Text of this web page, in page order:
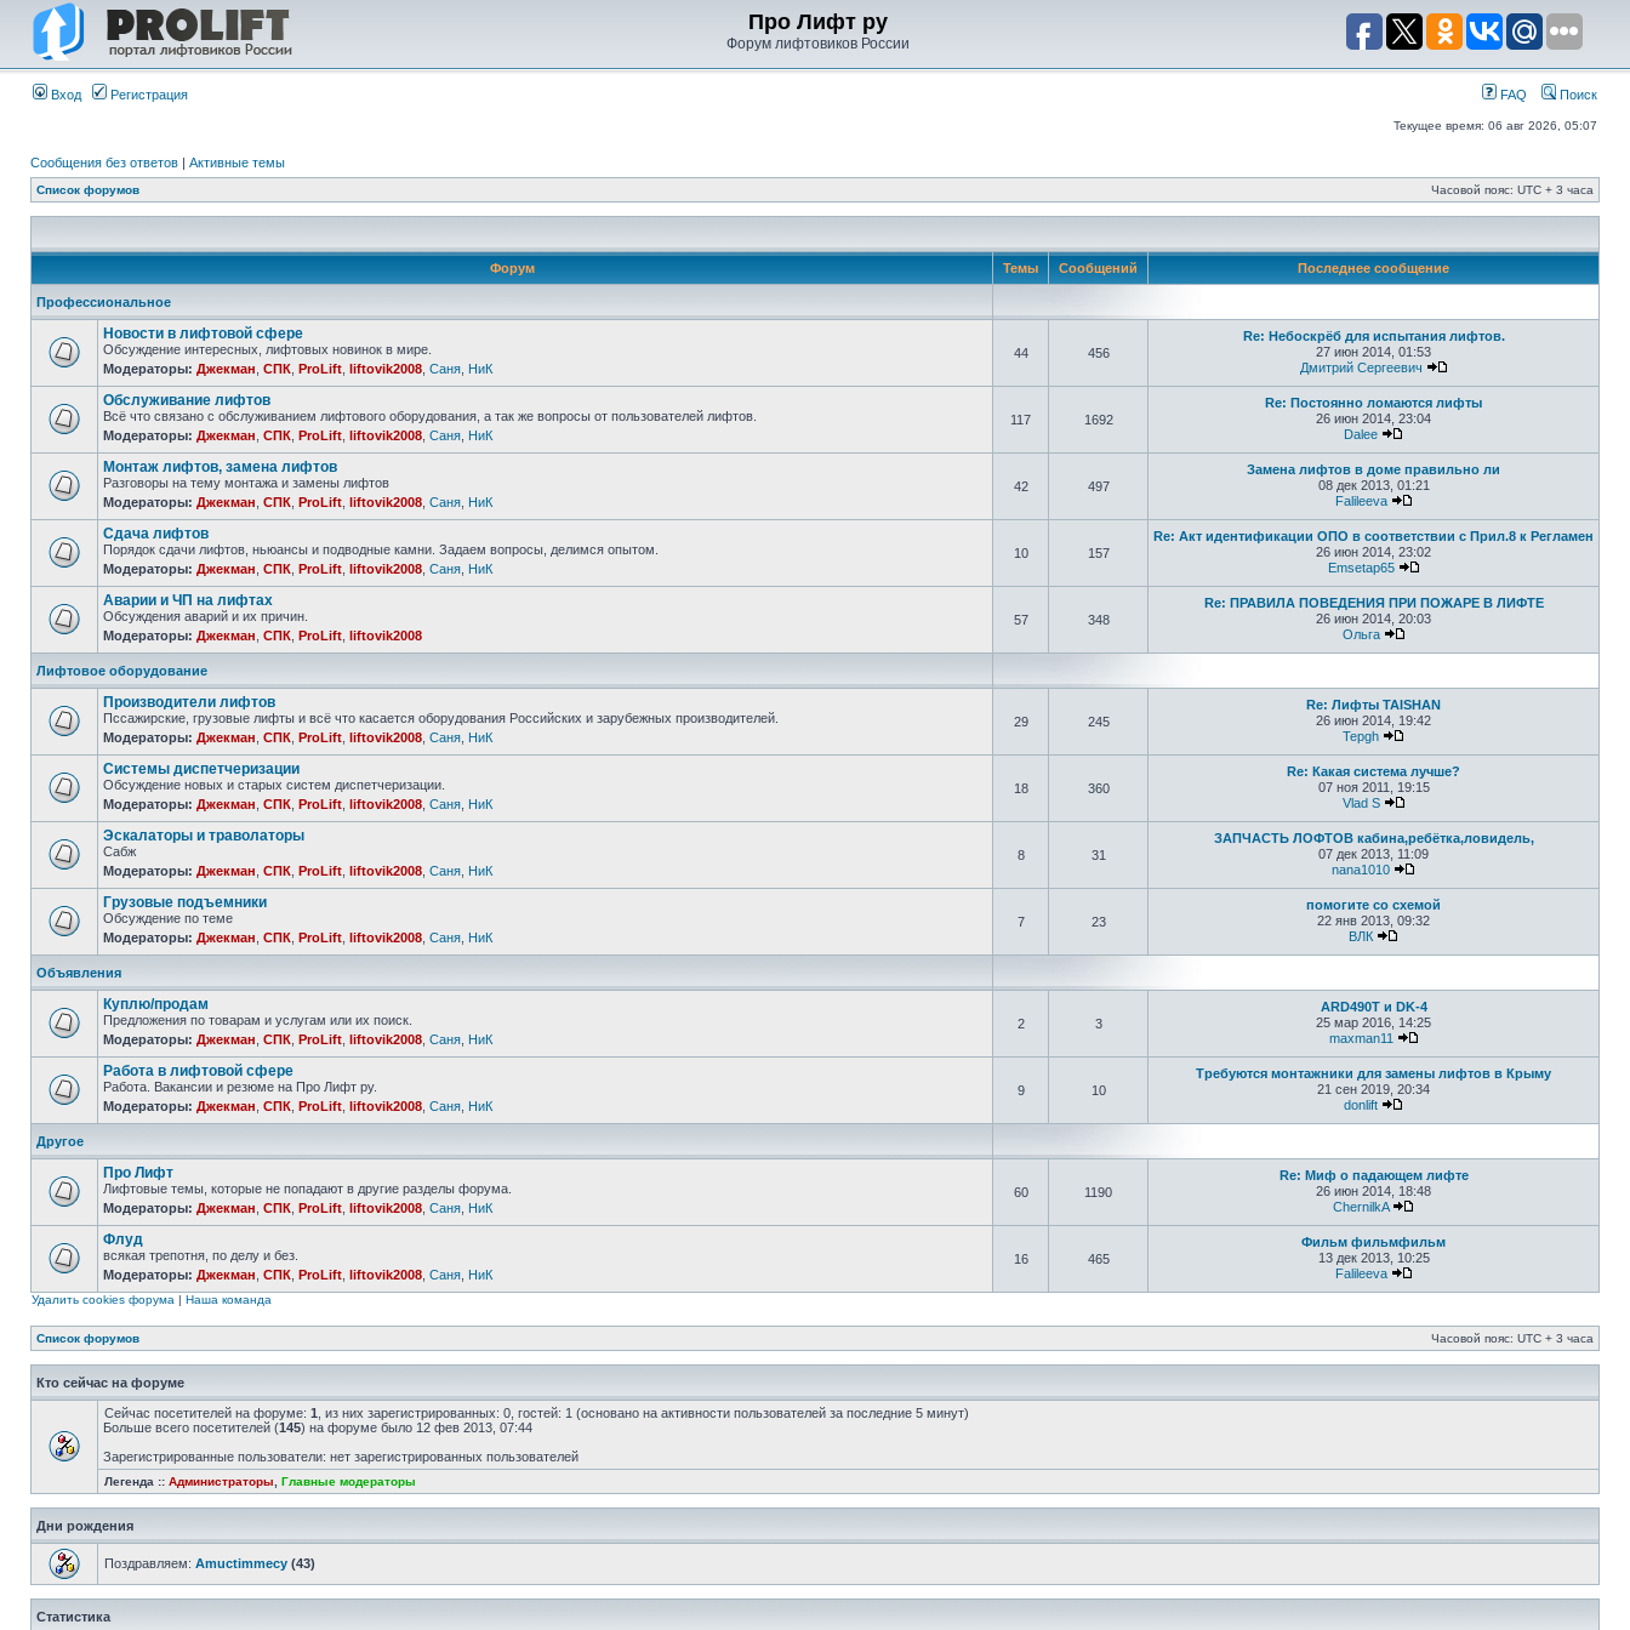
Про Лифт ру
Форум лифтовиков России
Вход Регистрация FAQ Поиск
Текущее время: 06 авг 2026, 05:07
Сообщения без ответов | Активные темы
Список форумов Часовой пояс: UTC + 3 часа
Форум Темы Сообщений Последнее сообщение
Профессиональное
Новости в лифтовой сфере
Обсуждение интересных, лифтовых новинок в мире.
Модераторы: Джекман СПК ProLift liftovik2008 Саня НиК
44 456
Re: Небоскрёб для испытания лифтов.
27 июн 2014, 01:53
Дмитрий Сергеевич
Обслуживание лифтов
Всё что связано с обслуживанием лифтового оборудования, а так же вопросы от пользователей лифтов.
Модераторы: Джекман СПК ProLift liftovik2008 Саня НиК
117 1692
Re: Постоянно ломаются лифты
26 июн 2014, 23:04
Dalee
Монтаж лифтов, замена лифтов
Разговоры на тему монтажа и замены лифтов
Модераторы: Джекман СПК ProLift liftovik2008 Саня НиК
42 497
Замена лифтов в доме правильно ли
08 дек 2013, 01:21
Falileeva
Сдача лифтов
Порядок сдачи лифтов, ньюансы и подводные камни. Задаем вопросы, делимся опытом.
Модераторы: Джекман СПК ProLift liftovik2008 Саня НиК
10 157
Re: Акт идентификации ОПО в соответствии с Прил.8 к Регламен
26 июн 2014, 23:02
Emsetap65
Аварии и ЧП на лифтах
Обсуждения аварий и их причин.
Модераторы: Джекман СПК ProLift liftovik2008
57 348
Re: ПРАВИЛА ПОВЕДЕНИЯ ПРИ ПОЖАРЕ В ЛИФТЕ
26 июн 2014, 20:03
Ольга
Лифтовое оборудование
Производители лифтов
Пссажирские, грузовые лифты и всё что касается оборудования Российских и зарубежных производителей.
Модераторы: Джекман СПК ProLift liftovik2008 Саня НиК
29 245
Re: Лифты TAISHAN
26 июн 2014, 19:42
Tepgh
Системы диспетчеризации
Обсуждение новых и старых систем диспетчеризации.
Модераторы: Джекман СПК ProLift liftovik2008 Саня НиК
18 360
Re: Какая система лучше?
07 ноя 2011, 19:15
Vlad S
Эскалаторы и траволаторы
Сабж
Модераторы: Джекман СПК ProLift liftovik2008 Саня НиК
8 31
ЗАПЧАСТЬ ЛОФТОВ кабина,ребётка,ловидель,
07 дек 2013, 11:09
nana1010
Грузовые подъемники
Обсуждение по теме
Модераторы: Джекман СПК ProLift liftovik2008 Саня НиК
7 23
помогите со схемой
22 янв 2013, 09:32
ВЛК
Объявления
Куплю/продам
Предложения по товарам и услугам или их поиск.
Модераторы: Джекман СПК ProLift liftovik2008 Саня НиК
2 3
ARD490T и DK-4
25 мар 2016, 14:25
maxman11
Работа в лифтовой сфере
Работа. Вакансии и резюме на Про Лифт ру.
Модераторы: Джекман СПК ProLift liftovik2008 Саня НиК
9 10
Требуются монтажники для замены лифтов в Крыму
21 сен 2019, 20:34
donlift
Другое
Про Лифт
Лифтовые темы, которые не попадают в другие разделы форума.
Модераторы: Джекман СПК ProLift liftovik2008 Саня НиК
60 1190
Re: Миф о падающем лифте
26 июн 2014, 18:48
ChernilkA
Флуд
всякая трепотня, по делу и без.
Модераторы: Джекман СПК ProLift liftovik2008 Саня НиК
16 465
Фильм фильмфильм
13 дек 2013, 10:25
Falileeva
Удалить cookies форума | Наша команда
Список форумов Часовой пояс: UTC + 3 часа
Кто сейчас на форуме
Сейчас посетителей на форуме: 1 , из них зарегистрированных: 0, гостей: 1 (основано на активности пользователей за последние 5 минут)
Больше всего посетителей (145) на форуме было 12 фев 2013, 07:44
Зарегистрированные пользователи: нет зарегистрированных пользователей
Легенда :: Администраторы Главные модераторы
Дни рождения
Поздравляем: Amuctimmecy (43)
Статистика